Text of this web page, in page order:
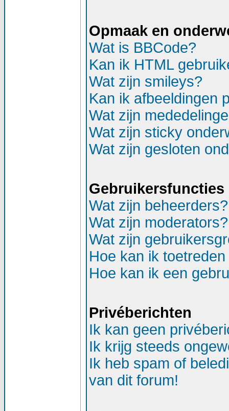
Opmaak en
Wat is BBCode?
Kan ik HTML
Wat zijn smileys?
Kan ik afbeeldingen
Wat zijn
Wat zijn sticky
Wat zijn gesloten
Gebruikersfuncties
Wat zijn beheerders?
Wat zijn moderators?
Wat zijn
Hoe kan ik
Hoe kan ik een
Privéberichten
Ik kan geen
Ik krijg steeds
Ik heb spam of
van dit forum!